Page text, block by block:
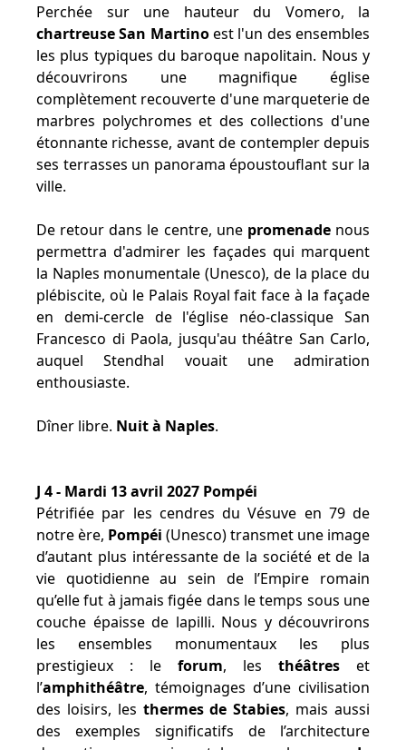
Perchée sur une hauteur du Vomero, la
chartreuse San Martinoest l'un des ensembles
les plus typiques du baroque napolitain. Nous y
découvrirons une magnifique église
complètement recouverte d'une marqueterie de
marbres polychromes et des collections d'une
étonnante richesse, avant de contempler depuis
ses terrasses un panorama époustouflant sur la
ville.
De retour dans le centre, une promenade nous
permettra d'admirer les façades qui marquent
la Naples monumentale (Unesco), de la place du
plébiscite, où le Palais Royal fait face à la façade
en demi-cercle de l'église néo-classique San
Francesco di Paola, jusqu'au théâtre San Carlo,
auquel Stendhal vouait une admiration
enthousiaste.
Dîner libre. Nuit à Naples.
J 4 - Mardi 13 avril 2027 Pompéi
Pétrifiée par les cendres du Vésuve en 79 de
notre ère, Pompéi (Unesco) transmet une image
d’autant plus intéressante de la société et de la
vie quotidienne au sein de l’Empire romain
qu’elle fut à jamais figée dans le temps sous une
couche épaisse de lapilli. Nous y découvrirons
les ensembles monumentaux les plus
prestigieux : le forum, les théâtres et
l’amphithéâtre, témoignages d’une civilisation
des loisirs, les thermes de Stabies, mais aussi
des exemples significatifs de l’architecture